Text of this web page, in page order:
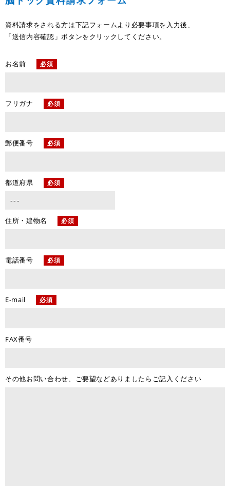
資料請求をされる方は下記フォームより必要事項を入力後、
「送信内容確認」ボタンをクリックしてください。
お名前 必須
フリガナ 必須
郵便番号 必須
都道府県 必須
住所・建物名 必須
電話番号 必須
E-mail 必須
FAX番号
その他お問い合わせ、 ご要望などありましたら ご記入ください